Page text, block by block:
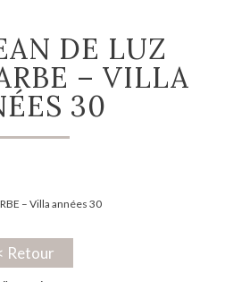
– VILLA
30
– Villa années 30
Retour